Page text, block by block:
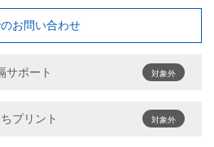
お問い合わせ
サポート 対象外
プリント 対象外